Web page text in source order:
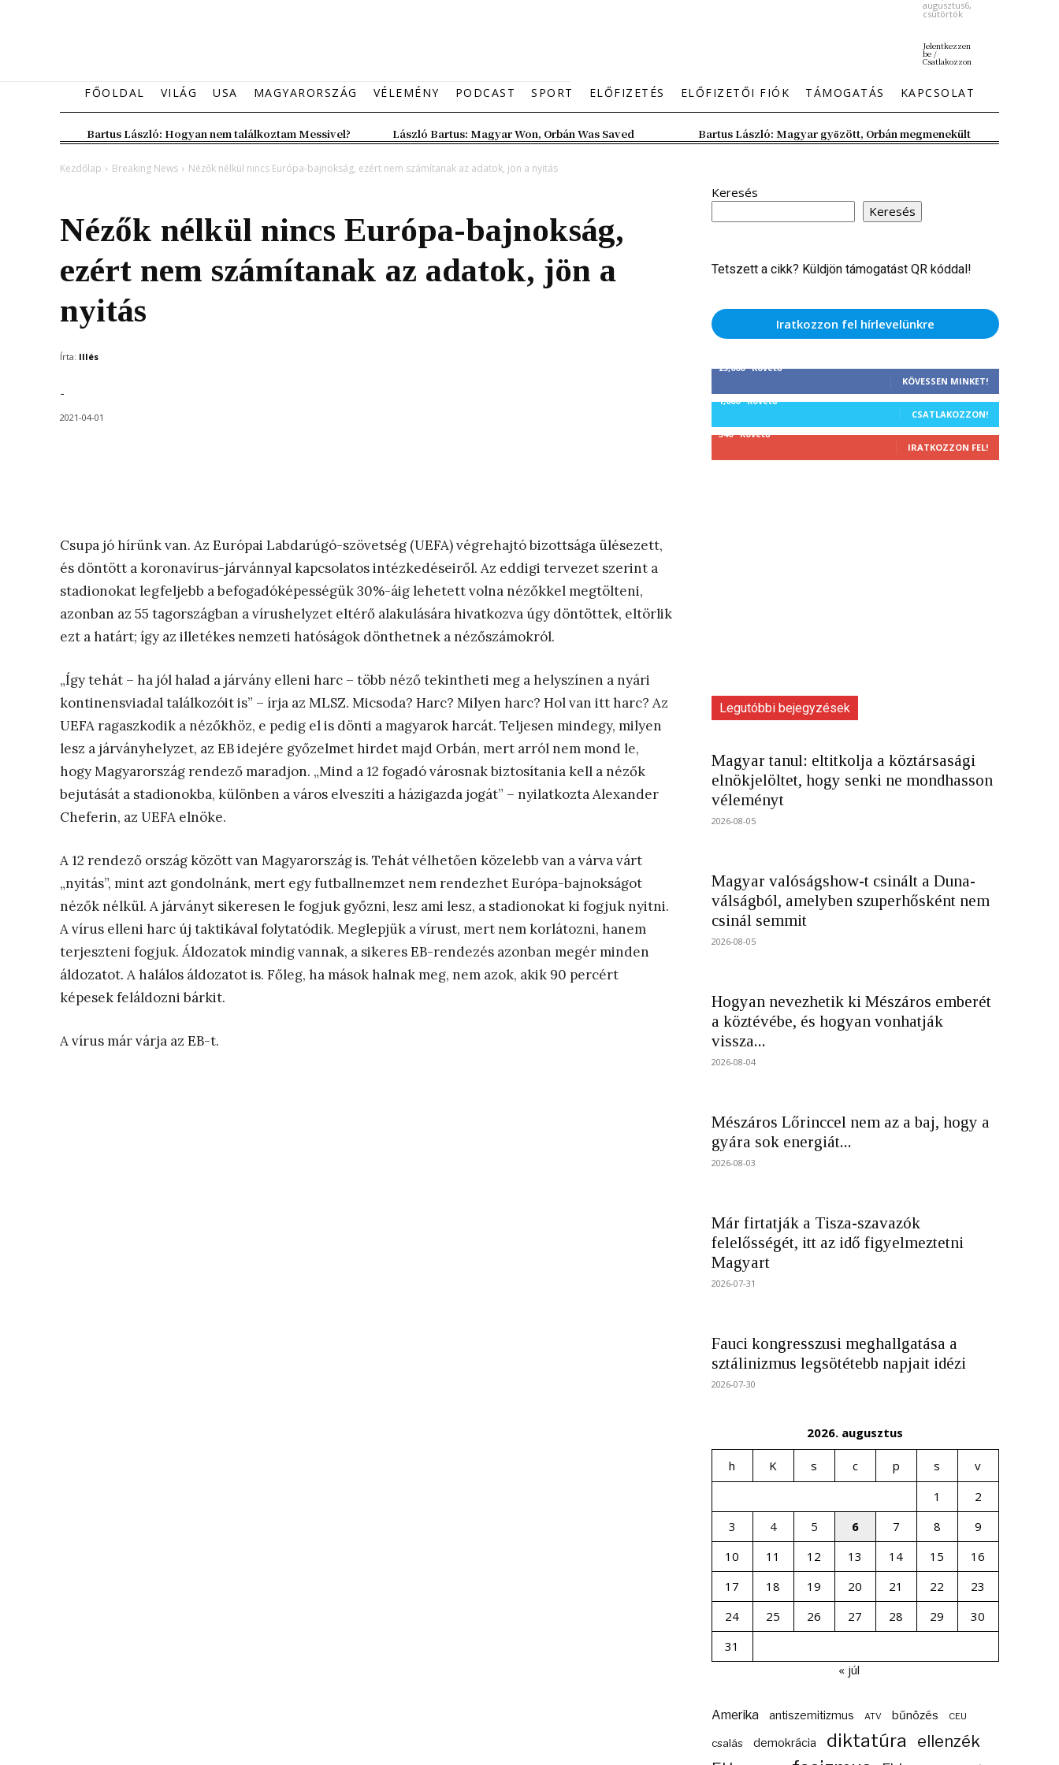
augusztus6,
csütörtök
Jelentkezzen
be /
Csatlakozzon
FŐOLDAL VILÁG USA MAGYARORSZÁG VÉLEMÉNY PODCAST SPORT ELŐFIZETÉS ELŐFIZETŐI FIÓK TÁMOGATÁS KAPCSOLAT
Bartus László: Hogyan nem találkoztam Messivel? László Bartus: Magyar Won, Orbán Was Saved Bartus László: Magyar győzött, Orbán megmenekült
Kezdőlap Breaking News Nézők nélkül nincs Európa-bajnokság, ezért nem számítanak az adatok, jön a nyitás
Nézők nélkül nincs Európa-bajnokság,
ezért nem számítanak az adatok, jön a
nyitás
Írta: Illés
-
2021-04-01
Csupa jó hírünk van. Az Európai Labdarúgó-szövetség (UEFA) végrehajtó bizottsága ülésezett,
és döntött a koronavírus-járvánnyal kapcsolatos intézkedéseiről. Az eddigi tervezet szerint a
stadionokat legfeljebb a befogadóképességük 30%-áig lehetett volna nézőkkel megtölteni,
azonban az 55 tagországban a vírushelyzet eltérő alakulására hivatkozva úgy döntöttek, eltörlik
ezt a határt; így az illetékes nemzeti hatóságok dönthetnek a nézőszámokról.
„Így tehát – ha jól halad a járvány elleni harc – több néző tekintheti meg a helyszínen a nyári
kontinensviadal találkozóit is” – írja az MLSZ. Micsoda? Harc? Milyen harc? Hol van itt harc? Az
UEFA ragaszkodik a nézőkhöz, e pedig el is dönti a magyarok harcát. Teljesen mindegy, milyen
lesz a járványhelyzet, az EB idejére győzelmet hirdet majd Orbán, mert arról nem mond le,
hogy Magyarország rendező maradjon. „Mind a 12 fogadó városnak biztosítania kell a nézők
bejutását a stadionokba, különben a város elveszíti a házigazda jogát” – nyilatkozta Alexander
Cheferin, az UEFA elnöke.
A 12 rendező ország között van Magyarország is. Tehát vélhetően közelebb van a várva várt
„nyitás”, mint azt gondolnánk, mert egy futballnemzet nem rendezhet Európa-bajnokságot
nézők nélkül. A járványt sikeresen le fogjuk győzni, lesz ami lesz, a stadionokat ki fogjuk nyitni.
A vírus elleni harc új taktikával folytatódik. Meglepjük a vírust, mert nem korlátozni, hanem
terjeszteni fogjuk. Áldozatok mindig vannak, a sikeres EB-rendezés azonban megér minden
áldozatot. A halálos áldozatot is. Főleg, ha mások halnak meg, nem azok, akik 90 percért
képesek feláldozni bárkit.
A vírus már várja az EB-t.
Keresés
Keresés
Tetszett a cikk? Küldjön támogatást QR kóddal!
Iratkozzon fel hírlevelünkre
25,000 Követő
KÖVESSEN MINKET!
1,000 Követő
CSATLAKOZZON!
340 Követő
IRATKOZZON FEL!
Legutóbbi bejegyzések
Magyar tanul: eltitkolja a köztársasági
elnökjelöltet, hogy senki ne mondhasson
véleményt
2026-08-05
Magyar valóságshow-t csinált a Duna-
válságból, amelyben szuperhősként nem
csinál semmit
2026-08-05
Hogyan nevezhetik ki Mészáros emberét
a köztévébe, és hogyan vonhatják
vissza...
2026-08-04
Mészáros Lőrinccel nem az a baj, hogy a
gyára sok energiát...
2026-08-03
Már firtatják a Tisza-szavazók
felelősségét, itt az idő figyelmeztetni
Magyart
2026-07-31
Fauci kongresszusi meghallgatása a
sztálinizmus legsötétebb napjait idézi
2026-07-30
2026. augusztus
h K s c p s
v
1
2
3
4 5 6 7 8
9
10
11 12 13 14 15
16
17
18 19 20 21 22
23
24
25 26 27 28 29
30
31
« júl
Amerika antiszemitizmus ATV bűnözés CEU
csalás demokrácia diktatúra ellenzék